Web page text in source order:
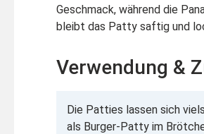
Geschmack, während die
bleibt das Patty saftig und
Verwendung &
Die Patties lassen sich
als Burger-Patty im